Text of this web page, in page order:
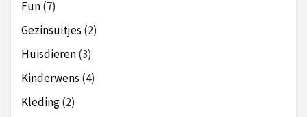
Fun(7)
Gezinsuitjes (2)
Huisdieren(3)
Kinderwens (4)
Kleding(2)